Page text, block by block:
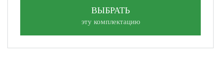
ВЫБРАТЬ
эту комплектацию